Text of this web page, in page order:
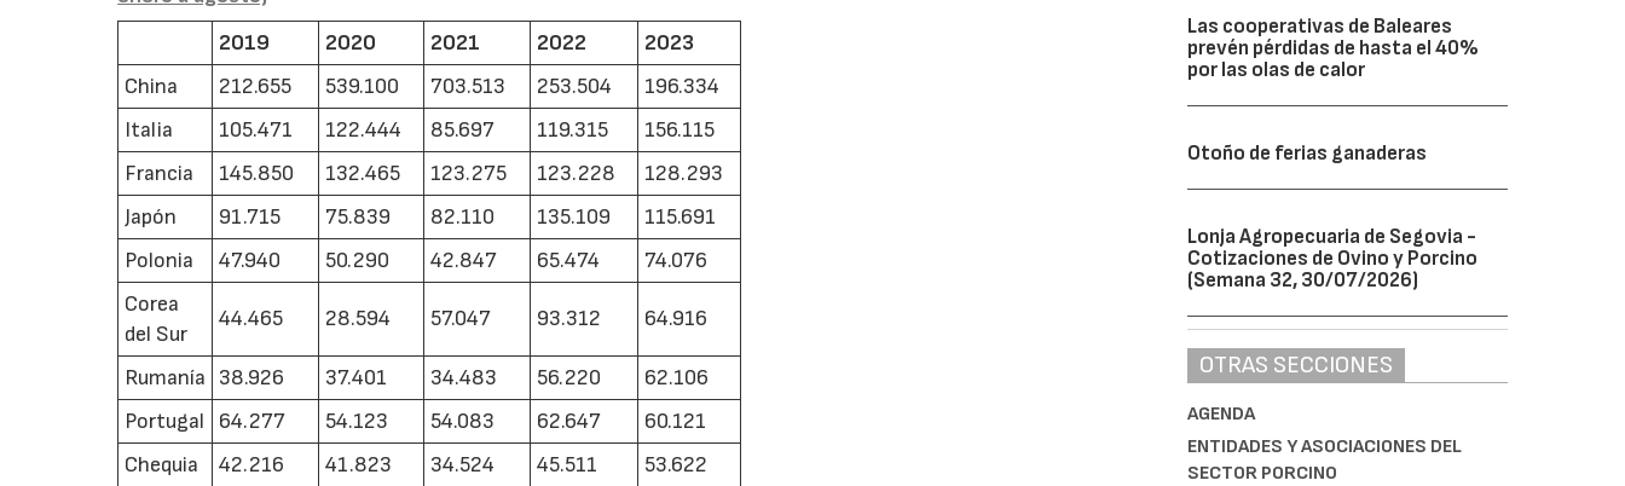
2019
2020 2021 2022
2023
China
212.655 539.100 703.513 253.504
196.334
Italia
105.471 122.444 85.697 119.315
156.115
Francia
145.850 132.465 123.275 123.228
128.293
Japón
91.715 75.839 82.110 135.109
115.691
Polonia
47.940 50.290 42.847 65.474
74.076
Corea
del Sur
44.465 28.594 57.047 93.312 64.916
Rumanía 38.926 37.401 34.483 56.220
62.106
Portugal
64.277 54.123 54.083 62.647
60.121
Chequia
42.216 41.823 34.524 45.511
53.622
Las cooperativas de Baleares
prevén pérdidas de hasta el 40%
por las olas de calor
Otoño de ferias ganaderas
Lonja Agropecuaria de Segovia -
Cotizaciones de Ovino y Porcino
(Semana 32, 30/07/2026)
OTRAS SECCIONES
AGENDA
ENTIDADES Y ASOCIACIONES DEL
SECTOR PORCINO